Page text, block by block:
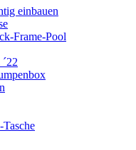
einbauen
Frame-Pool